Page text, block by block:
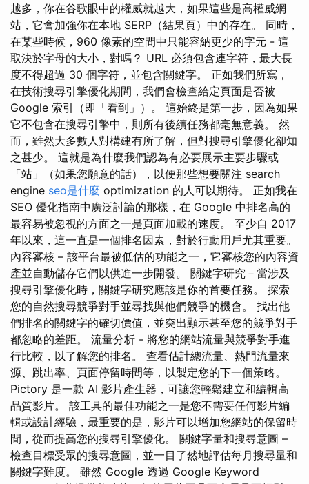
越多，你在谷歌眼中的權威就越大，如果這些是高權威網
站，它會加強你在本地 SERP（結果頁）中的存在。 同時，
在某些時候，960 像素的空間中只能容納更少的字元 - 這
取決於字母的大小，對嗎？ URL 必須包含連字符，最大長
度不得超過 30 個字符，並包含關鍵字。 正如我們所寫，
在技術搜尋引擎優化期間，我們會檢查給定頁面是否被
Google 索引（即「看到」）。 這始終是第一步，因為如果
它不包含在搜尋引擎中，則所有後續任務都毫無意義。 然
而，雖然大多數人對構建有所了解，但對搜尋引擎優化卻知
之甚少。 這就是為什麼我們認為有必要展示主要步驟或
「站」（如果您願意的話），以便那些想要關注 search
engine seo是什麼 optimization 的人可以期待。 正如我在
SEO 優化指南中廣泛討論的那樣，在 Google 中排名高的
最容易被忽視的方面之一是頁面加載的速度。 至少自 2017
年以來，這一直是一個排名因素，對於行動用戶尤其重要。
內容審核 – 該平台最被低估的功能之一，它審核您的內容資
產並自動儲存它們以供進一步開發。 關鍵字研究－當涉及
搜尋引擎優化時，關鍵字研究應該是你的首要任務。 探索
您的自然搜尋競爭對手並尋找與他們競爭的機會。 找出他
們排名的關鍵字的確切價值，並突出顯示甚至您的競爭對手
都忽略的差距。 流量分析 - 將您的網站流量與競爭對手進
行比較，以了解您的排名。 查看估計總流量、熱門流量來
源、跳出率、頁面停留時間等，以製定您的下一個策略。
Pictory 是一款 AI 影片產生器，可讓您輕鬆建立和編輯高
品質影片。 該工具的最佳功能之一是您不需要任何影片編
輯或設計經驗，最重要的是，影片可以增加您網站的保留時
間，從而提高您的搜尋引擎優化。 關鍵字量和搜尋意圖 –
檢查目標受眾的搜尋意圖，並一目了然地評估每月搜尋量和
關鍵字難度。 雖然 Google 透過 Google Keyword